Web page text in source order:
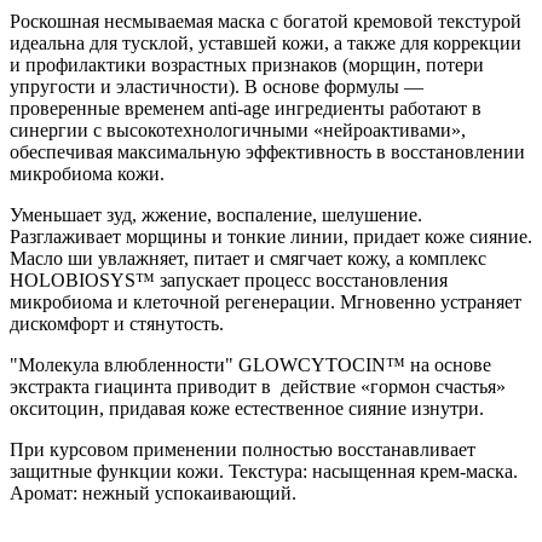
Роскошная несмываемая маска с богатой кремовой текстурой
идеальна для тусклой, уставшей кожи, а также для коррекции
и профилактики возрастных признаков (морщин, потери
упругости и эластичности). В основе формулы —
проверенные временем anti-age ингредиенты работают в
синергии с высокотехнологичными «нейроактивами»,
обеспечивая максимальную эффективность в восстановлении
микробиома кожи.
Уменьшает зуд, жжение, воспаление, шелушение.
Разглаживает морщины и тонкие линии, придает коже сияние.
Масло ши увлажняет, питает и смягчает кожу, а комплекс
HOLOBIOSYS™ запускает процесс восстановления
микробиома и клеточной регенерации. Мгновенно устраняет
дискомфорт и стянутость.
"Молекула влюбленности" GLOWCYTOCIN™ на основе
экстракта гиацинта приводит в действие «гормон счастья»
окситоцин, придавая коже естественное сияние изнутри.
При курсовом применении полностью восстанавливает
защитные функции кожи. Текстура: насыщенная крем-маска.
Аромат: нежный успокаивающий.